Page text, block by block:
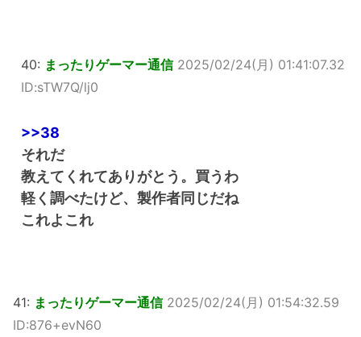
40: まったりゲーマー通信 2025/02/24(月) 01:41:07.32
ID:sTW7Q/lj0
>>38
それだ
教えてくれてありがとう。買うわ
軽く調べたけど、製作者同じだね
これよこれ
41: まったりゲーマー通信 2025/02/24(月) 01:54:32.59
ID:876+evN60